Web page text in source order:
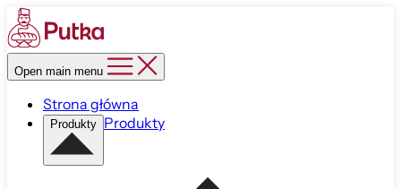
Open main menu
Strona główna
Produkty Produkty